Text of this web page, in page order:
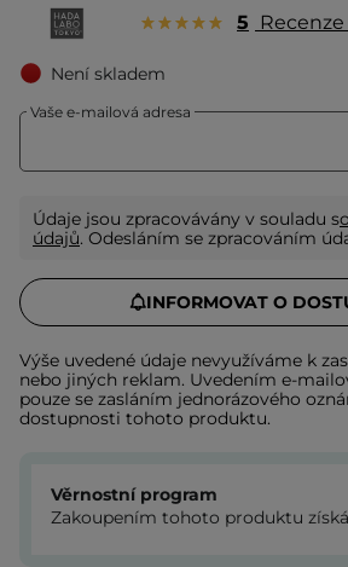
5 Recenze
Není skladem
Vaše e-mailová adresa
Údaje jsou zpracovávány v souladu s
údajů. Odesláním se zpracováním
INFORMOVAT O
Výše uvedené údaje nevyužíváme k
nebo jiných reklam. Uvedením e-
pouze se zasláním jednorázového
dostupnosti tohoto produktu.
Věrnostní program
Zakoupením tohoto produktu